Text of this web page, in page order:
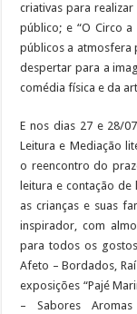
criativas para
público; e “O Circo
públicos a atmosfera
despertar para a
comédia física e da
E nos dias 27 e 28/
Leitura e Mediação
o reencontro do
leitura e contação
as crianças e suas
inspirador, com
para todos os
Afeto – Bordados,
exposições “Pajé
– Sabores